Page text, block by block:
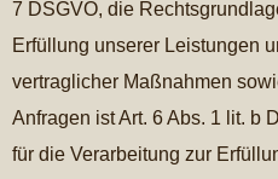
7 DSGVO, die
Erfüllung unserer Leistungen
vertraglicher Maßnahmen
Anfragen ist Art. 6 Abs. 1 lit. b
für die Verarbeitung zur